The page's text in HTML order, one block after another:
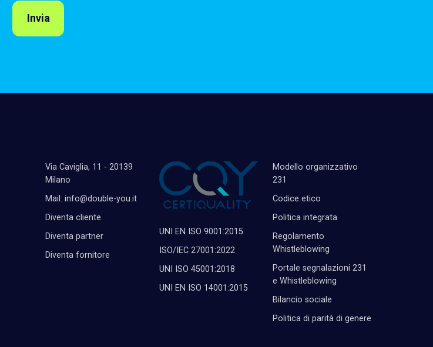
Via Caviglia, 11 - 20139
Milano
Mail: info@double-you.it
Diventa cliente
Diventa partner
Diventa fornitore
UNI EN ISO 9001:2015
ISO/IEC 27001:2022
UNI ISO 45001:2018
UNI EN ISO 14001:2015
Modello organizzativo
231
Codice etico
Politica integrata
Regolamento
Whistleblowing
Portale segnalazioni 231
e Whistleblowing
Bilancio sociale
Politica di parità di genere